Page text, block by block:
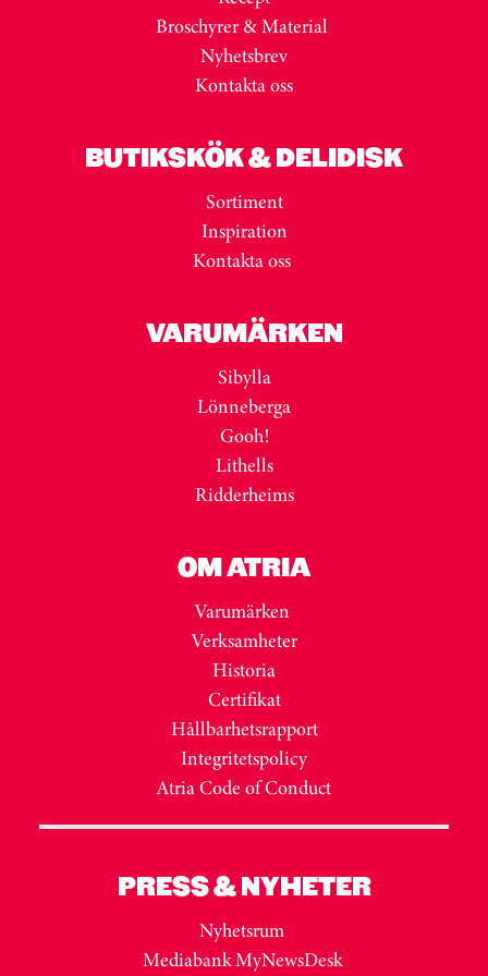
Broschyrer & Material
Nyhetsbrev
Kontakta oss
BUTIKSKÖK & DELIDISK
Sortiment
Inspiration
Kontakta oss
VARUMÄRKEN
Sibylla
Lönneberga
Gooh!
Lithells
Ridderheims
OM ATRIA
Varumärken
Verksamheter
Historia
Certifikat
Hållbarhetsrapport
Integritetspolicy
Atria Code of Conduct
PRESS & NYHETER
Nyhetsrum
Mediabank MyNewsDesk